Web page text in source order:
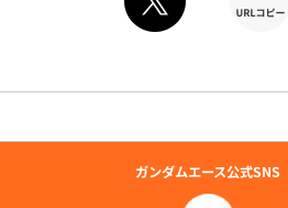
ガンダムエース公式SNS